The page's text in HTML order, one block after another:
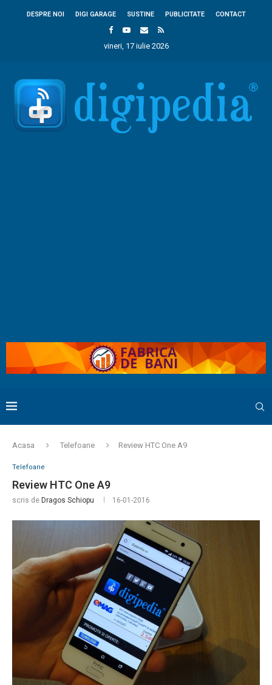
DESPRE NOI DIGI GARAGE SUSTINE PUBLICITATE CONTACT
vineri, 17 iulie 2026
Acasa Telefoane Review HTC One A9
Telefoane
Review HTC One A9
scris de Dragos Schiopu 16-01-2016